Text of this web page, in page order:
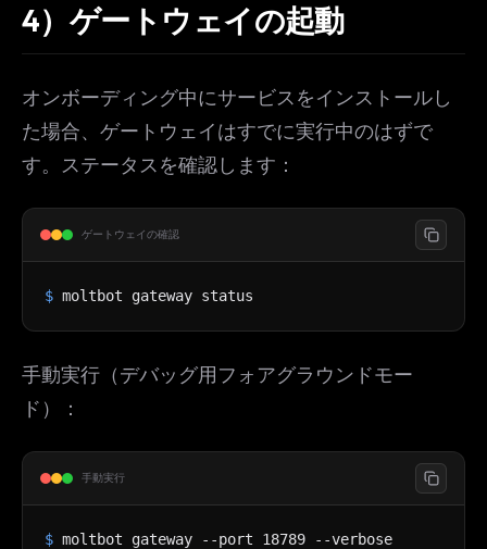
4）ゲートウェイの起動
オンボーディング中にサービスをインストールし
た場合、ゲートウェイはすでに実行中のはずで
す。ステータスを確認します：
ゲートウェイの確認
$ moltbot gateway status
手動実行（デバッグ用フォアグラウンドモー
ド）：
手動実行
$ moltbot gateway --port 18789 --verbose